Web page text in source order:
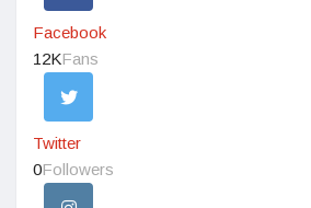
Facebook
12KFans
Twitter
0Followers